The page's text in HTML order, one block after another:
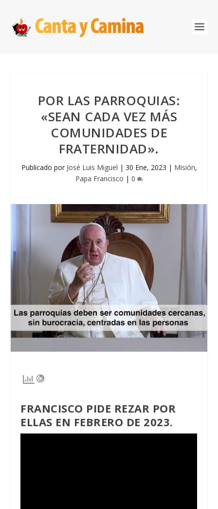
POR LAS PARROQUIAS:
«SEAN CADA VEZ MÁS
COMUNIDADES DE
FRATERNIDAD».
Publicado por José Luis Miguel | 30 Ene, 2023 | Misión,
Papa Francisco | 0
FRANCISCO PIDE REZAR POR
ELLAS EN FEBRERO DE 2023.